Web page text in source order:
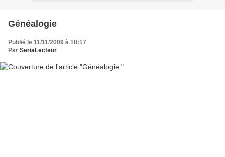
Généalogie
Publié le 11/11/2009 à 18:17
Par SeriaLecteur